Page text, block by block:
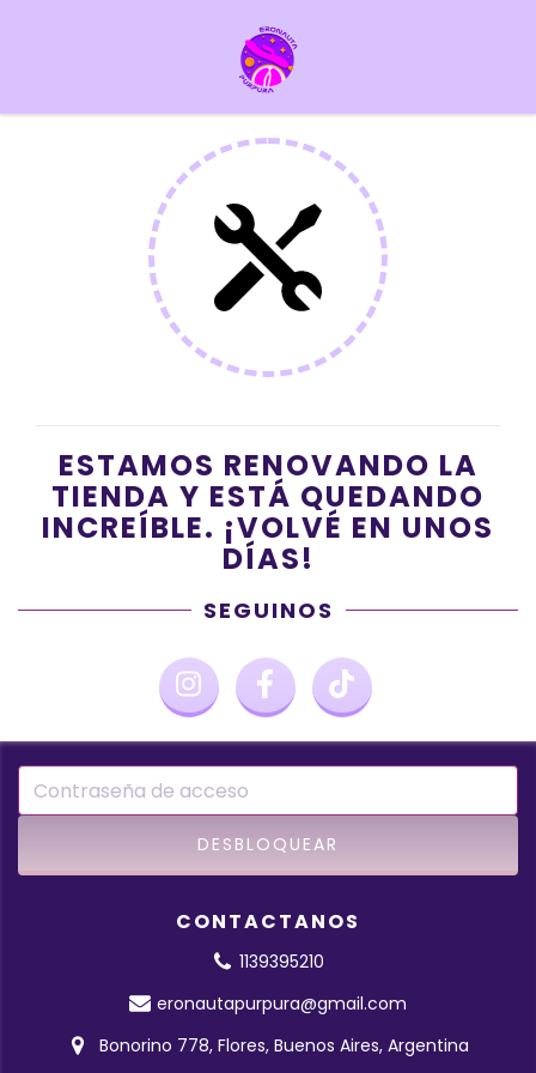
ESTAMOS RENOVANDO LA
TIENDA Y ESTÁ QUEDANDO
INCREÍBLE. ¡VOLVÉ EN UNOS
DÍAS!
SEGUINOS
CONTACTANOS
1139395210
eronautapurpura@gmail.com
Bonorino 778, Flores, Buenos Aires, Argentina